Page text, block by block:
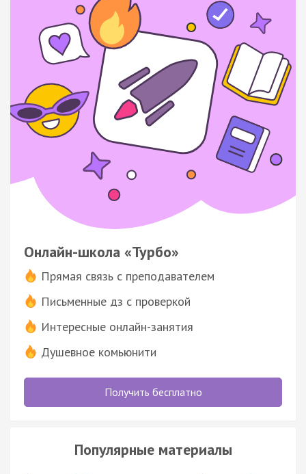
Онлайн-школа «Турбо»
Прямая связь с преподавателем
Письменные дз с проверкой
Интересные онлайн-занятия
Душевное комьюнити
Получить бесплатно
Популярные материалы